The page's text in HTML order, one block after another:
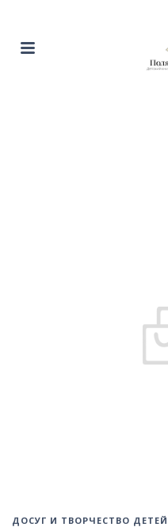
ДОСУГ И ТВОРЧЕСТВО ДЕТЕЙ